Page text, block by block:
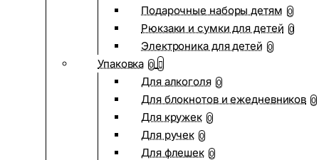
Подарочные наборы детям 0
Рюкзаки и сумки для детей 0
Электроника для детей 0
Упаковка 0
Для алкоголя 0
Для блокнотов и ежедневников 0
Для кружек 0
Для ручек 0
Для флешек 0